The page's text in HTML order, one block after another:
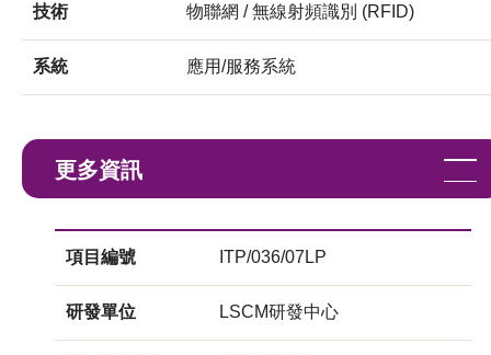
技術 物聯網 / 無線射頻識別 (RFID)
系統 應用/服務系統
更多資訊
項目編號 ITP/036/07LP
研發單位 LSCM研發中心